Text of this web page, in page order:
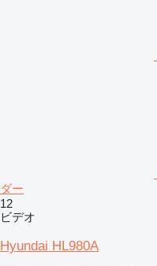
ダー
12
ビデオ
Hyundai HL980A